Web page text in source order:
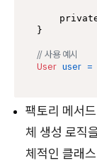
}
// 사용 예시
User user =
팩토리 메서
체 생성 로직
체적인 클래